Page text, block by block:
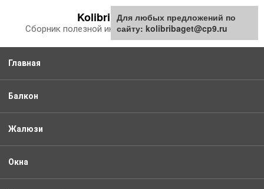
контенту
Kolibribaget.ru
Сборник полезной информации про балкон
Главная
Балкон
Жалюзи
Окна
Для любых предложений по
сайту: kolibribaget@cp9.ru